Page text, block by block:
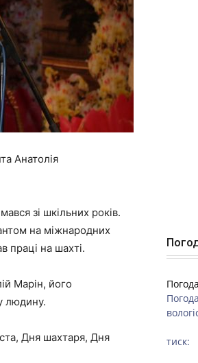
Анатолія
зі шкільних років.
на міжнародних
праці на шахті.
Марін, його
людину.
Дня шахтаря, Дня
Погода
тиск: